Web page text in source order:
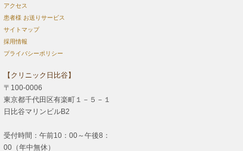
アクセス
患者様 お送りサービス
サイトマップ
採用情報
プライバシーポリシー
【クリニック日比谷】
〒100-0006
東京都千代田区有楽町１－５－１
日比谷マリンビルB2
受付時間：午前10：00～午後8：
00（年中無休）